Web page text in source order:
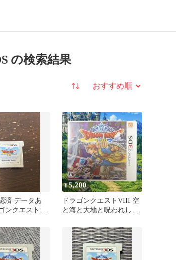
の検索結果
並び替え
済 データあ
ンクエスト
¥5,200
ドラゴンクエストVIII 空
と海と大地と呪われし姫